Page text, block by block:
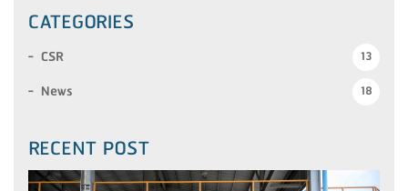
CATEGORIES
CSR 13
News 18
RECENT POST